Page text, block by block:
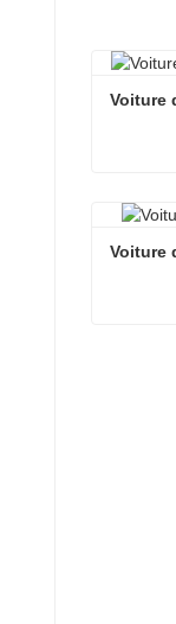
Voiture
Voiture